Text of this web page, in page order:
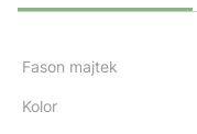
Fason majtek
Kolor